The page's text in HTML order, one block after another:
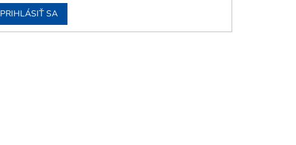
PRIHLÁSIŤ SA